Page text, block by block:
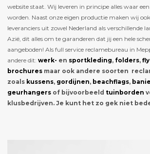
website staat. Wij leveren in principe alles waar
worden. Naast onze eigen productie maken wij
leveranciers uit zowel Nederland als verschillende
Azië, dit alles om te garanderen dat jij een hele
aangeboden! Als full service reclamebureau in
andere dit: werk- en sportkleding, folders,
brochures maar ook andere soorten
zoals kussens, gordijnen, beachflags,
geurhangers of bijvoorbeeld tuinborden
klusbedrijven. Je kunt het zo gek niet